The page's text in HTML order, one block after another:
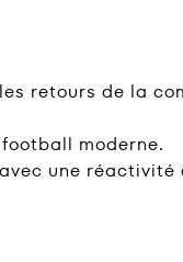
retours de la
moderne.
une réactivité